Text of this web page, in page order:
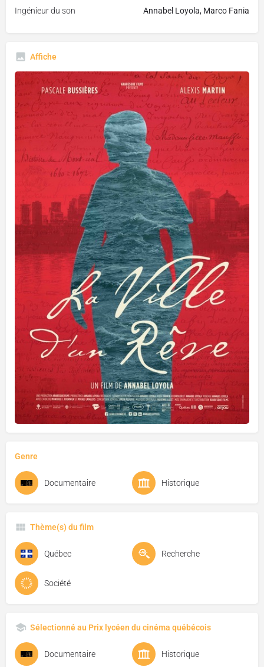
Ingénieur du son Annabel Loyola, Marco Fania
Affiche
Genre
Documentaire Historique
Thème(s) du film
Québec Recherche
Société
Sélectionné au Prix lycéen du cinéma québécois
Documentaire Historique